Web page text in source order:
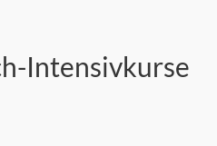
Intensivkurse